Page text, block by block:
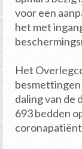
voor een
het met
Het
daling van de
693 bedden